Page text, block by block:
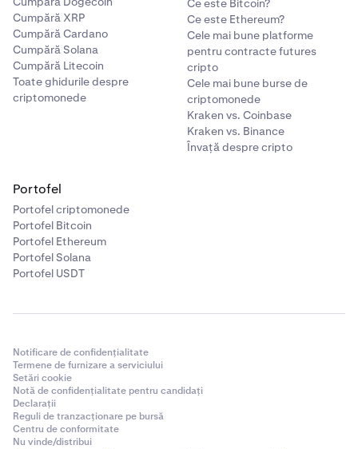
Cumpără XRP
Cumpără Cardano
Cumpără Solana
Cumpără Litecoin
Toate ghidurile despre
criptomonede
Ce este Bitcoin?
Ce este Ethereum?
Cele mai bune platforme
pentru contracte futures
cripto
Cele mai bune burse de
criptomonede
Kraken vs. Coinbase
Kraken vs. Binance
Învață despre cripto
Portofel
Portofel criptomonede
Portofel Bitcoin
Portofel Ethereum
Portofel Solana
Portofel USDT
Notificare de confidențialitate
Termene de furnizare a serviciului
Setări cookie
Notă de confidențialitate pentru candidați
Declarații
Reguli de tranzacționare pe bursă
Centru de conformitate
Nu vinde/distribui